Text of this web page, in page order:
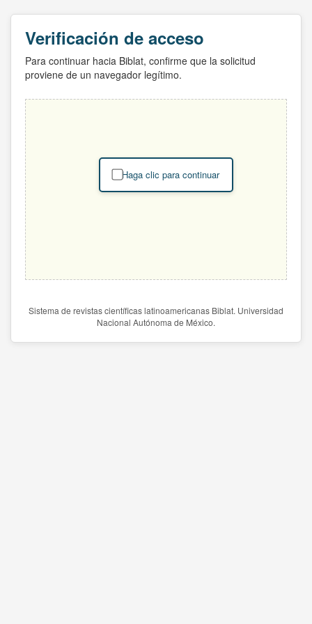
Verificación de acceso
Para continuar hacia Biblat, confirme que la solicitud
proviene de un navegador legítimo.
Haga clic para continuar
Sistema de revistas científicas latinoamericanas Biblat. Universidad
Nacional Autónoma de México.